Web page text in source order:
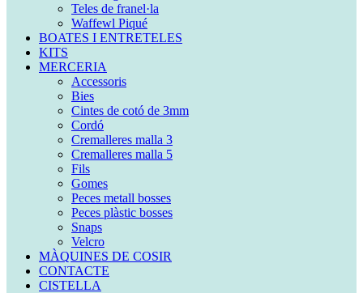
Teles de franel·la
Waffewl Piqué
BOATES I ENTRETELES
KITS
MERCERIA
Accessoris
Bies
Cintes de cotó de 3mm
Cordó
Cremalleres malla 3
Cremalleres malla 5
Fils
Gomes
Peces metall bosses
Peces plàstic bosses
Snaps
Velcro
MÀQUINES DE COSIR
CONTACTE
CISTELLA